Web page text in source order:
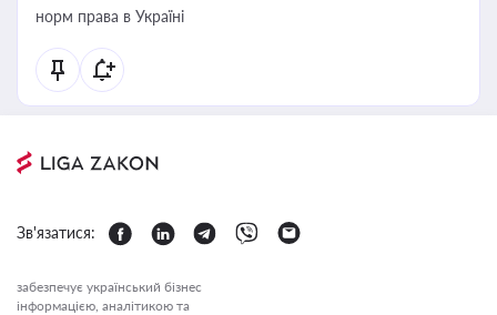
норм права в Україні
Зв'язатися:
забезпечує український бізнес
інформацією, аналітикою та